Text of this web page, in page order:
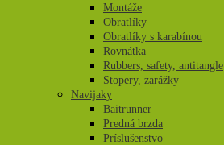
Montáže
Obratlíky
Obratlíky s karabínou
Rovnátka
Rubbers, safety, antitangle
Stopery, zarážky
Navijaky
Baitrunner
Predná brzda
Príslušenstvo